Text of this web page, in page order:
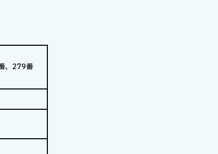
、279番